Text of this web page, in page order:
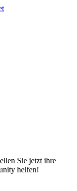
Sie jetzt ihre
helfen!